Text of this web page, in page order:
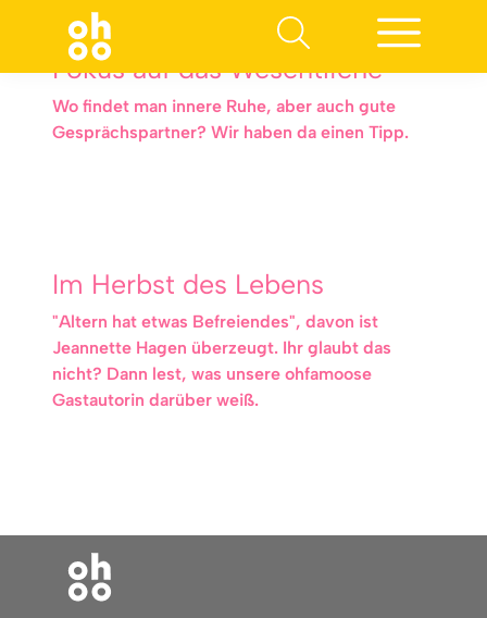
Fokus auf das Wesentliche
Wo findet man innere Ruhe, aber auch gute
Gesprächspartner? Wir haben da einen Tipp.
Im Herbst des Lebens
"Altern hat etwas Befreiendes", davon ist
Jeannette Hagen überzeugt. Ihr glaubt das
nicht? Dann lest, was unsere ohfamoose
Gastautorin darüber weiß.